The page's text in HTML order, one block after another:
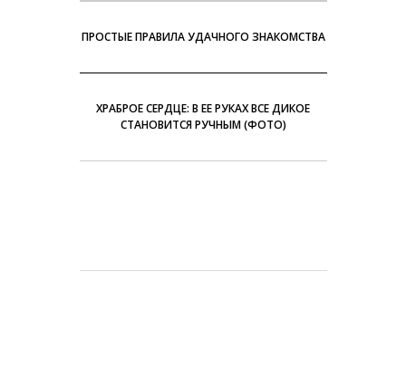
ПРОСТЫЕ ПРАВИЛА УДАЧНОГО ЗНАКОМСТВА
ХРАБРОЕ СЕРДЦЕ: В ЕЕ РУКАХ ВСЕ ДИКОЕ
СТАНОВИТСЯ РУЧНЫМ (ФОТО)